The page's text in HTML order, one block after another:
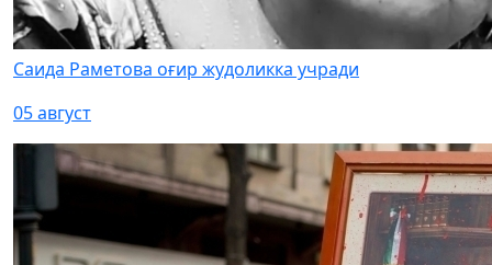
Саида Раметова оғир жудоликка учради
05 август